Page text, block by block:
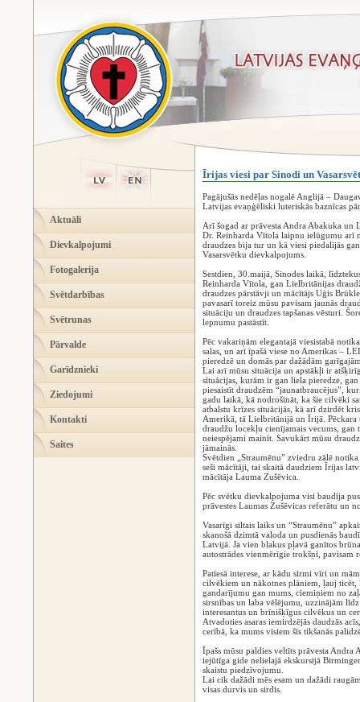
Aktuāli
Dievkalpojumi
Fotogalerija
Svētdarbības
Svētrunas
Pārvalde
Garīdznieki
Ziedojumi
Kontakti
Saites
Īrijas viesi par Sinodi un
Pagājušās nedēļas nogalē Anglijā –
Latvijas evaņģēliski luteriskās baznīcas
Arī šogad ar prāvesta Andra Abakuka
Dr. Reinharda Vītola laipnu ielūgumu arī
draudzes bija tur un kā viesi piedalījās
Vasarsvētku dievkalpojums.
Sestdien, 30.maijā, Sinodes laikā,
Reinharda Vītola, gan Lielbritānijas
draudzes pārstāvji un mācītājs Uģis
pavasarī toreiz mūsu pavisam jaunās
situāciju un draudzes tapšanas vēsturi.
lepnumu pastāstīt.
Pēc vakariņām elegantajā viesistabā
salas, un arī īpašā viese no Amerikas –
pieredzē un domās par dažādām
Lai arī mūsu situācija un apstākļi ir
situācijas, kurām ir gan liela pieredze,
piesaistīt draudzēm “jaunatbraucējus”,
gadu laikā, kā nodrošināt, ka šie cilvēki
atbalstu krīzes situācijās, kā arī dzirdēt
Amerikā, tā Lielbritānijā un Īrijā.
draudžu locekļu cienījamais vecums,
neiespējami mainīt. Savukārt mūsu
jāmainās.
Svētdien „Straumēnu” zviedru zālē
seši mācītāji, tai skaitā daudziem Īrijas
mācītāja Lauma Zušēvica.
Pēc svētku dievkalpojuma visi baudīja
prāvestes Laumas Zušēvicas referātu un
Vasarīgi siltais laiks un “Straumēnu”
skanošā dzimtā valoda un pusdienās
Latvijā. Ja vien blakus pļavā ganītos
autostrādes vienmērīgie trokšņi, pavisam
Patiesā interese, ar kādu sirmi vīri un
cilvēkiem un nākotnes plāniem, ļauj ticēt,
gandarījumu gan mums, ciemiņiem no
sirsnības un laba vēlējumu, uzzinājām
interesantus un brīnišķīgus cilvēkus un
Atvadoties asaras iemirdzējās daudzās
cerībā, ka mums visiem šīs tikšanās
Īpašs mūsu paldies veltīts prāvesta
iejūtīga gide nelielajā ekskursijā
skaistu piedzīvojumu.
Lai cik dažādi mēs esam un dažādi
visas durvis un sirdis.